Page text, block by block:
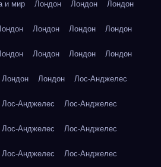
и мир Лондон Лондон Лондон
Лондон Лондон Лондон
Лондон Лондон Лондон
Лондон Лондон Лос-Анджелес
Лос-Анджелес Лос-Анджелес
Лос-Анджелес Лос-Анджелес
Лос-Анджелес Лос-Анджелес